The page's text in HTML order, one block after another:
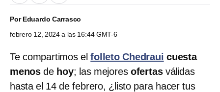
PorEduardo Carrasco
febrero 12, 2024 a las 16:44 GMT-6
Te compartimos elfolleto Chedraui cuesta
menosde hoy; las mejores ofertas válidas
hasta el 14 de febrero, ¿listo para hacer tus